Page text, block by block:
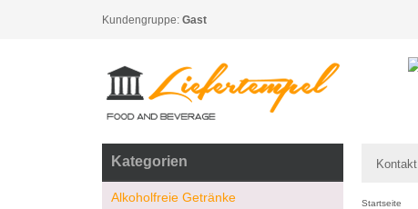
Kundengruppe: Gast
Kontakt
Startseite
Kategorien
Alkoholfreie Getränke